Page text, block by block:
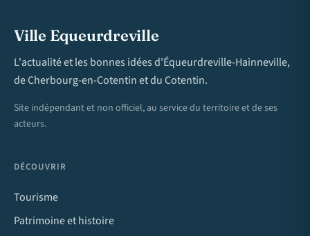
Ville Equeurdreville
L'actualité et les bonnes idées d'Équeurdreville-Hainneville,
de Cherbourg-en-Cotentin et du Cotentin.
Site indépendant et non officiel, au service du territoire et de ses
acteurs.
DÉCOUVRIR
Tourisme
Patrimoine et histoire